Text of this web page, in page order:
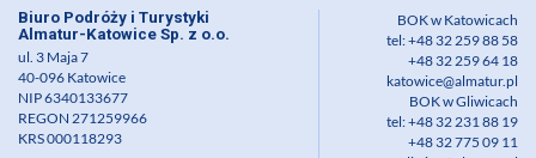
Biuro Podróży i Turystyki
Almatur-Katowice Sp. z o.o.
ul. 3 Maja 7
40-096 Katowice
NIP 6340133677
REGON 271259966
KRS 000118293
BOK w Katowicach
tel: +48 32 259 88 58
+48 32 259 64 18
katowice@almatur.pl
BOK w Gliwicach
tel: +48 32 231 88 19
+48 32 775 09 11